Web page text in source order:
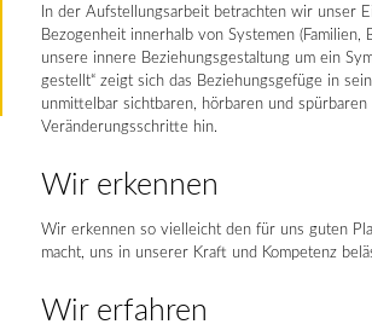
In der Aufstellungsarbeit betrachten wir unser
Bezogenheit innerhalb von Systemen
unsere innere Beziehungsgestaltung um ein
gestellt“ zeigt sich das Beziehungsgefüge in
unmittelbar sichtbaren, hörbaren und
Veränderungsschritte hin.
Wir erkennen
Wir erkennen so vielleicht den für uns guten
macht, uns in unserer Kraft und Kompetenz
Wir erfahren